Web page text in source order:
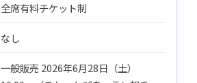
全席有料チケット制
なし
一般販売 2026年6月28日（土）